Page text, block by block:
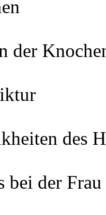
der
des
bei der Frau